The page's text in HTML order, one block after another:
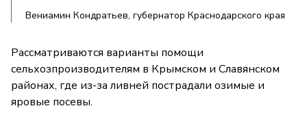
Вениамин Кондратьев, губернатор Краснодарского края
Рассматриваются варианты помощи
сельхозпроизводителям в Крымском и Славянском
районах, где из-за ливней пострадали озимые и
яровые посевы.